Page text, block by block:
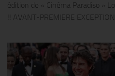
édition de « Cinéma Paradiso »
!! AVANT-PREMIERE